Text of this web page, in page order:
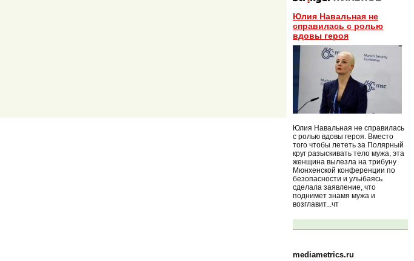
Юлия Навальная не
справилась с ролью
вдовы героя
Юлия Навальная не справилась
с ролью вдовы героя. Вместо
того чтобы лететь за Полярный
круг разыскивать тело мужа, эта
женщина вылезла на трибуну
Мюнхенской конференции по
безопасности и улыбаясь
сделала заявление, что
поднимет знамя мужа и
возглавит...чт
mediametrics.ru